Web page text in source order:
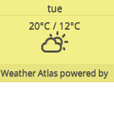
tue
20°C / 12°C
powered by
Weather Atlas